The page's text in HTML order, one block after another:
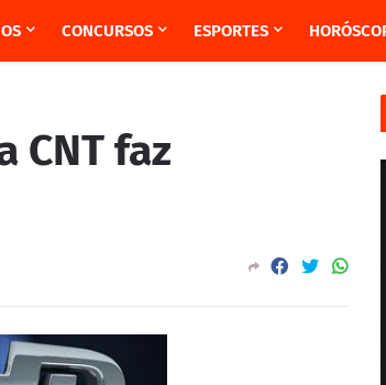
CONCURSOS ESPORTES
CNT faz